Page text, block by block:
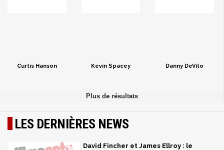
Curtis Hanson Kevin Spacey Danny DeVito
LES DERNIÈRES NEWS
David Fincher et James Ellroy : le